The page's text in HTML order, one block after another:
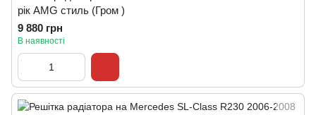
рік AMG стиль (Гром )
9 880 грн
В наявності